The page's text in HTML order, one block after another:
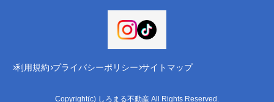
利用規約 プライバシーポリシー サイトマップ
Copyright(c) しろまる不動産 All Rights Reserved.